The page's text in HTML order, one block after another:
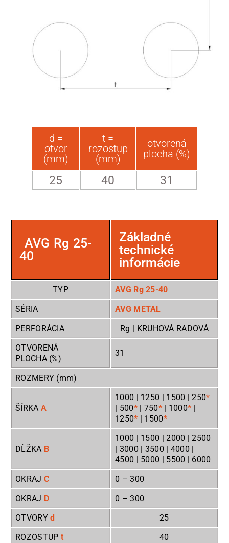
d =
otvor
(mm)
t =
rozostup
(mm)
otvorená
plocha (%)
25 40 31
AVG Rg 25-
40
Základné
technické
informácie
TYP
AVG Rg 25-40
SÉRIA
AVG METAL
PERFORÁCIA
Rg | KRUHOVÁ RADOVÁ
OTVORENÁ
PLOCHA (%)
31
ROZMERY (mm)
ŠÍRKA A
1000 | 1250 | 1500 | 250*
| 500* | 750*| 1000*
1250* | 1500*
DĹŽKA B
1000 | 1500 | 2000 | 2500
| 3000 | 3500 | 4000 |
4500 | 5000 | 5500 | 6000
OKRAJ C 0 – 300
OKRAJ D 0 – 300
OTVORYd
25
ROZOSTUP t
40